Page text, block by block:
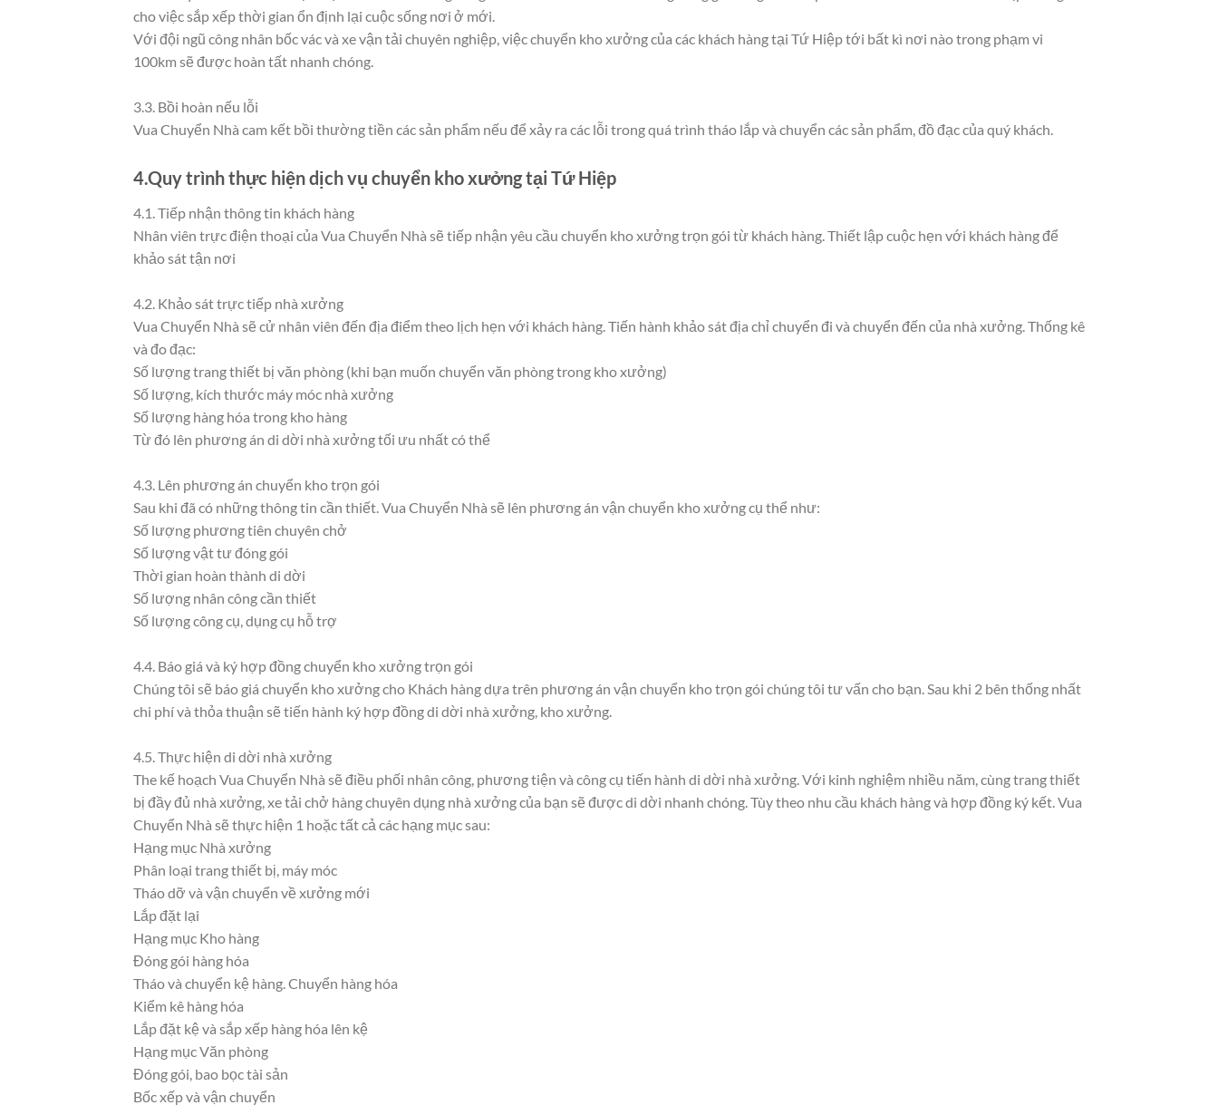
cho việc sắp xếp thời gian ổn định lại cuộc sống nơi ở mới.
Với đội ngũ công nhân bốc vác và xe vận tải chuyên nghiệp, việc chuyển kho xưởng của các khách hàng tại Tứ Hiệp tới bất kì nơi nào trong phạm vi
100km sẽ được hoàn tất nhanh chóng.
3.3. Bồi hoàn nếu lỗi
Vua Chuyển Nhà cam kết bồi thường tiền các sản phẩm nếu để xảy ra các lỗi trong quá trình tháo lắp và chuyển các sản phẩm, đồ đạc của quý khách.
4.Quy trình thực hiện dịch vụ chuyển kho xưởng tại Tứ Hiệp
4.1. Tiếp nhận thông tin khách hàng
Nhân viên trực điện thoại của Vua Chuyển Nhà sẽ tiếp nhận yêu cầu chuyển kho xưởng trọn gói từ khách hàng. Thiết lập cuộc hẹn với khách hàng để
khảo sát tận nơi
4.2. Khảo sát trực tiếp nhà xưởng
Vua Chuyển Nhà sẽ cử nhân viên đến địa điểm theo lịch hẹn với khách hàng. Tiến hành khảo sát địa chỉ chuyển đi và chuyển đến của nhà xưởng. Thống kê
và đo đạc:
Số lượng trang thiết bị văn phòng (khi bạn muốn chuyển văn phòng trong kho xưởng)
Số lượng, kích thước máy móc nhà xưởng
Số lượng hàng hóa trong kho hàng
Từ đó lên phương án di dời nhà xưởng tối ưu nhất có thể
4.3. Lên phương án chuyển kho trọn gói
Sau khi đã có những thông tin cần thiết. Vua Chuyển Nhà sẽ lên phương án vận chuyển kho xưởng cụ thể như:
Số lượng phương tiên chuyên chở
Số lượng vật tư đóng gói
Thời gian hoàn thành di dời
Số lượng nhân công cần thiết
Số lượng công cụ, dụng cụ hỗ trợ
4.4. Báo giá và ký hợp đồng chuyển kho xưởng trọn gói
Chúng tôi sẽ báo giá chuyển kho xưởng cho Khách hàng dựa trên phương án vận chuyển kho trọn gói chúng tôi tư vấn cho bạn. Sau khi 2 bên thống nhất
chi phí và thỏa thuận sẽ tiến hành ký hợp đồng di dời nhà xưởng, kho xưởng.
4.5. Thực hiện di dời nhà xưởng
The kế hoạch Vua Chuyển Nhà sẽ điều phối nhân công, phương tiện và công cụ tiến hành di dời nhà xưởng. Với kinh nghiệm nhiều năm, cùng trang thiết
bị đầy đủ nhà xưởng, xe tải chở hàng chuyên dụng nhà xưởng của bạn sẽ được di dời nhanh chóng. Tùy theo nhu cầu khách hàng và hợp đồng ký kết. Vua
Chuyển Nhà sẽ thực hiện 1 hoặc tất cả các hạng mục sau:
Hạng mục Nhà xưởng
Phân loại trang thiết bị, máy móc
Tháo dỡ và vận chuyển về xưởng mới
Lắp đặt lại
Hạng mục Kho hàng
Đóng gói hàng hóa
Tháo và chuyển kệ hàng. Chuyển hàng hóa
Kiểm kê hàng hóa
Lắp đặt kệ và sắp xếp hàng hóa lên kệ
Hạng mục Văn phòng
Đóng gói, bao bọc tài sản
Bốc xếp và vận chuyển